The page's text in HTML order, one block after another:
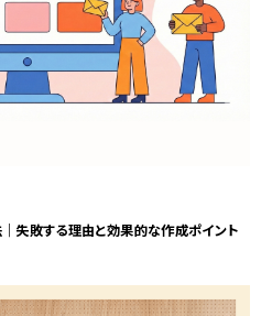
失敗する理由と効果的な作成ポイント